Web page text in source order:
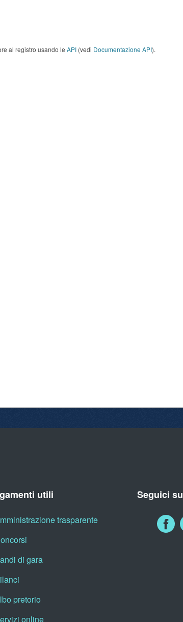
al registro usando le API (vedi Documentazione API).
utili
trasparente
di gara
pretorio
online
Seguici su